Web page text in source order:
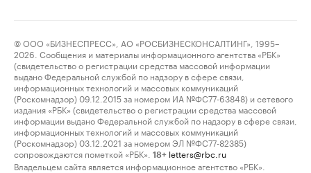
© ООО «БИЗНЕСПРЕСС», АО «РОСБИЗНЕСКОНСАЛТИНГ», 1995–
2026. Сообщения и материалы информационного агентства «РБК»
(свидетельство о регистрации средства массовой информации
выдано Федеральной службой по надзору в сфере связи,
информационных технологий и массовых коммуникаций
(Роскомнадзор) 09.12.2015 за номером ИА №ФС77-63848) и сетевого
издания «РБК» (свидетельство о регистрации средства массовой
информации выдано Федеральной службой по надзору в сфере связи,
информационных технологий и массовых коммуникаций
(Роскомнадзор) 03.12.2021 за номером ЭЛ №ФС77-82385)
сопровождаются пометкой «РБК».
18+ letters@rbc.ru
Владельцем сайта является информационное агентство «РБК».